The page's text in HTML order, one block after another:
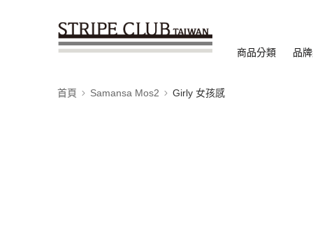
商品分類 品
首頁 Samansa Mos2 Girly 女孩感